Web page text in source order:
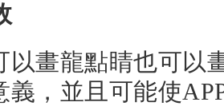
以畫龍點睛也可以
義，並且可能使